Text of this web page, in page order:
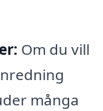
Om du vill
många